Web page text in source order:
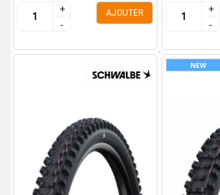
+
-
+
-
AJOUTER
+
-
+
-